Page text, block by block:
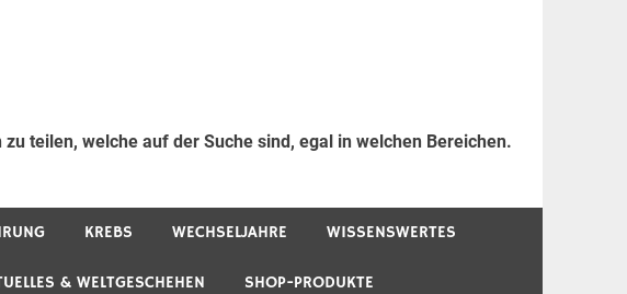
teilen, welche auf der Suche sind, egal in welchen Bereichen.
KREBS WECHSELJAHRE WISSENSWERTES
& WELTGESCHEHEN SHOP-PRODUKTE